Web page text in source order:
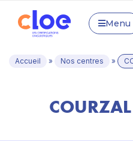
Menu
Accueil » Nos centres »